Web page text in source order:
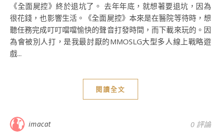
《全面屍控》終於退坑了。 去年年底，就想著要退坑，因為
很花錢，也影響生活。《全面屍控》本來是在醫院等待時，想
聽任務完成叮叮噹噹愉快的聲音打發時間，而下載來玩的。因
為會被別人打，是我最討厭的MMOSLG大型多人線上戰略遊
戲...
閱讀全文
imacat 0 評論